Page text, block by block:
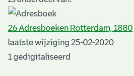
26 Adresboeken Rotterdam, 1880
laatste wijziging 25-02-2020
1 gedigitaliseerd